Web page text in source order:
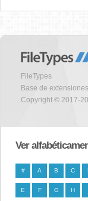
FileTypes
Base de
Copyright © 2017-
Ver
# A B C
E F G H